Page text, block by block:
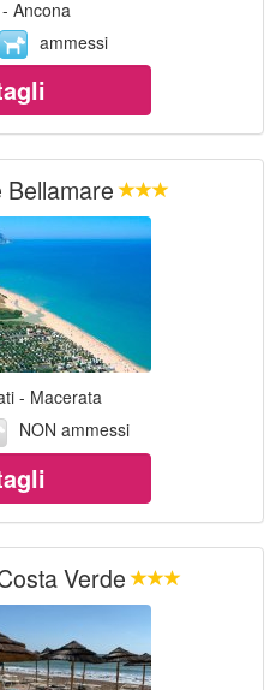
Ancona
ammessi
Bellamare
- Macerata
NON ammessi
Verde